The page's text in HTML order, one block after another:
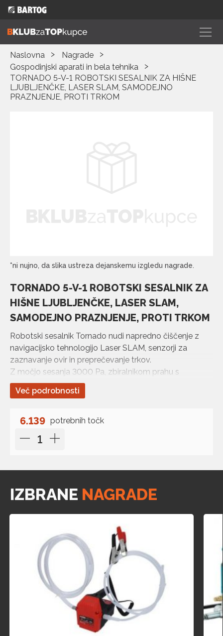
Naslovna
Nagrade
Gospodinjski aparati in bela tehnika
TORNADO 5-V-1 ROBOTSKI SESALNIK ZA HIŠNE
LJUBLJENČKE, LASER SLAM, SAMODEJNO
PRAZNJENJE, PROTI TRKOM
*ni nujno, da slika ustreza dejanskemu izgledu nagrade.
TORNADO 5-V-1 ROBOTSKI SESALNIK ZA
HIŠNE LJUBLJENČKE, LASER SLAM,
SAMODEJNO PRAZNJENJE, PROTI TRKOM
Robotski sesalnik Tornado nudi napredno čiščenje z
navigacijsko tehnologijo Laser SLAM, senzorji za
zaznavanje ovir in preprečevanje trkov.
Z močjo sesanja 3000 Pa, zbiralnikom prahu s
prostornino 250 ml in visoko učinkovitim HEPA filtrom,
učinkovito …
Več podrobnosti
6.139 potrebnih točk
IZBRANE NAGRADE